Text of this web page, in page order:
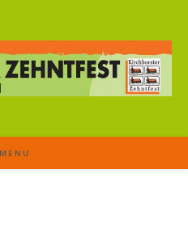
MENU